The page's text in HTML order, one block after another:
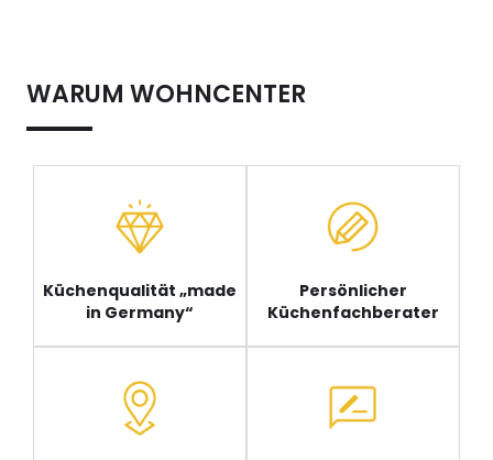
WARUM WOHNCENTER
Küchenqualität „made
in Germany“
Persönlicher
Küchenfachberater